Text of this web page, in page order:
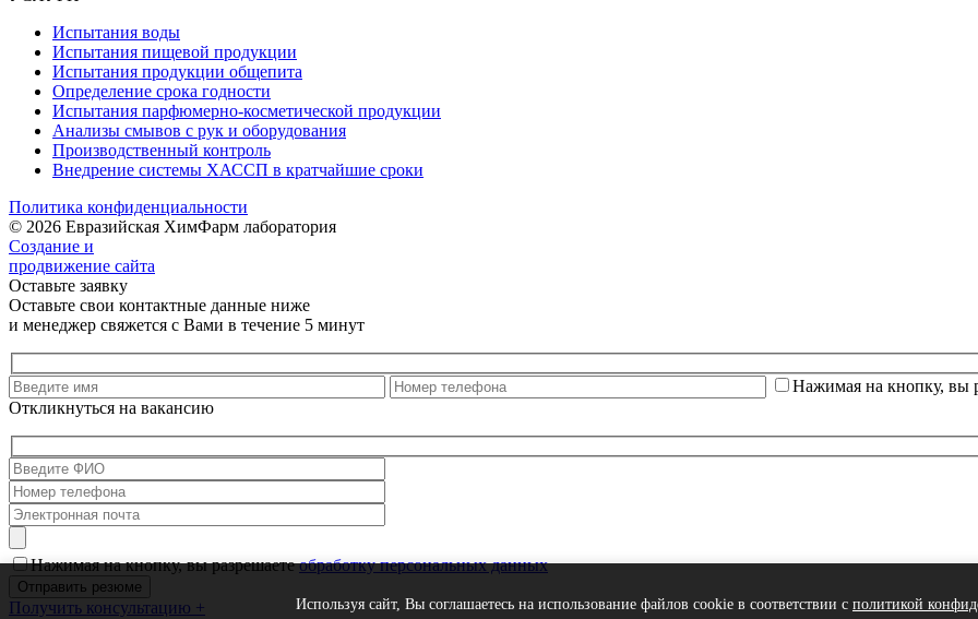
Испытания воды
Испытания пищевой продукции
Испытания продукции общепита
Определение срока годности
Испытания парфюмерно-косметической продукции
Анализы смывов с рук и оборудования
Производственный контроль
Внедрение системы ХАССП в кратчайшие сроки
Политика конфиденциальности
© 2026 Евразийская ХимФарм лаборатория
Создание и
продвижение сайта
Оставьте заявку
Оставьте свои контактные данные ниже
и менеджер свяжется с Вами в течение 5 минут
Нажимая на кнопку, вы
Откликнуться на вакансию
Нажимая на кнопку, вы разрешаетеобработку персональных данных
Используя сайт, Вы соглашаетесь на использование файлов cookie в соответствии с политикой
Получить консультацию +